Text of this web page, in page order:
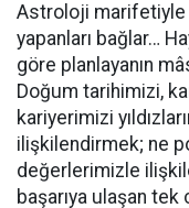
Astroloji marifetiyle
yapanları bağlar…
göre planlayanın
Doğum tarihimizi,
kariyerimizi
ilişkilendirmek; ne
değerlerimizle
başarıya ulaşan